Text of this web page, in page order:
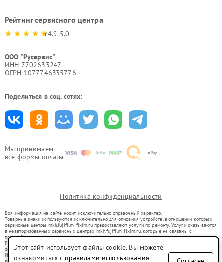
Мы принимаем
все формы оплаты
Рейтинг сервисного центра
4.9-5.0
ООО "Русервис"
ИНН 7702633247
ОГРН 1077746335776
Поделиться в соц. сетях:
Политика конфиденциальности
Вся информация на сайте носит исключительно справочный характер.
Товарные знаки используются исключительно для описания устройств, в отношении которых
сервисные центры mkh.fujifilm-fixim.ru предоставляют услуги по ремонту. Услуги оказываются
в неавторизованных сервисных центрах mkh.fujifilm-fixim.ru, которые не связаны с
правообладателями товарных знаков или их официальными представителями.
Ремонт осуществляется для устройств, уже введенных в гражданский оборот в соответствии
со статьей 1487 ГК РФ.
Использование товарных знаков не преследует цели индивидуализации услуг или введения
потребителей в заблуждение, а служит для информирования о предоставляемых услугах по
Этот сайт использует файлы cookie. Вы можете
ознакомиться с правилами использования